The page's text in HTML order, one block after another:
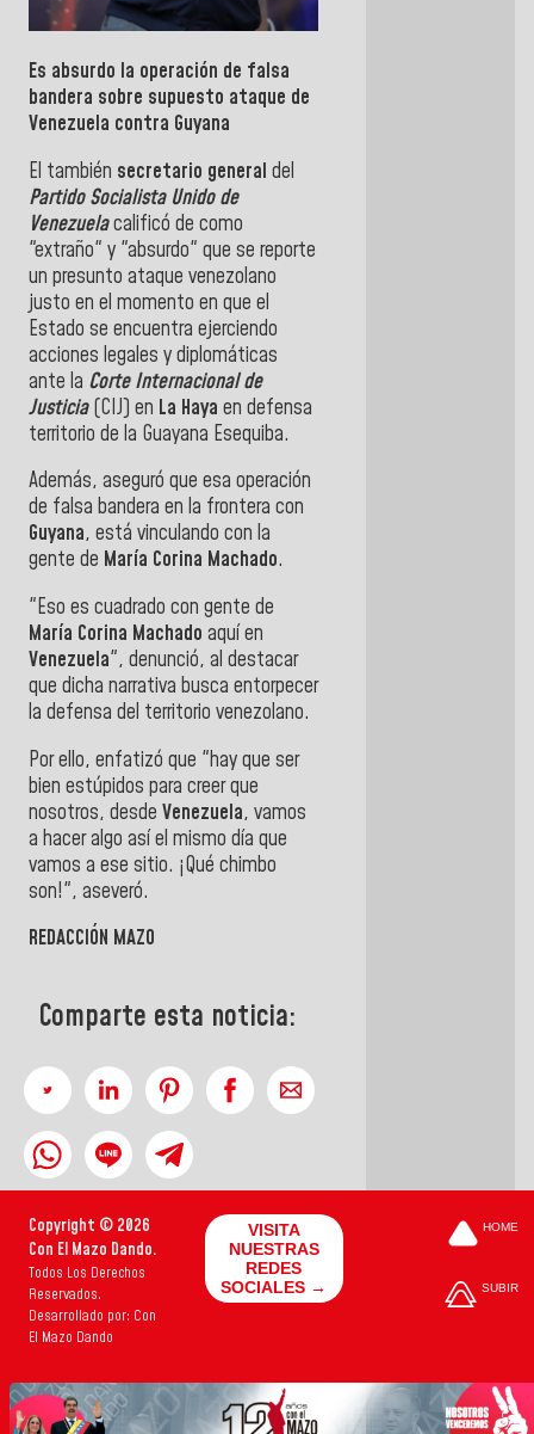
Es absurdo la operación de falsa
bandera sobre supuesto ataque de
Venezuela contra Guyana
El también secretario general del
Partido Socialista Unido de
Venezuelacalificó de como
"extraño" y "absurdo" que se reporte
un presunto ataque venezolano
justo en el momento en que el
Estado se encuentra ejerciendo
acciones legales y diplomáticas
ante la Corte Internacional de
Justicia(CIJ) en La Haya en defensa
territorio de la Guayana Esequiba.
Además, aseguró que esa operación
de falsa bandera en la frontera con
Guyana, está vinculando con la
gente de María Corina Machado.
"Eso es cuadrado con gente de
María Corina Machado aquí en
Venezuela", denunció, al destacar
que dicha narrativa busca entorpecer
la defensa del territorio venezolano.
Por ello, enfatizó que "hay que ser
bien estúpidos para creer que
nosotros, desde Venezuela, vamos
a hacer algo así el mismo día que
vamos a ese sitio. ¡Qué chimbo
son!", aseveró.
REDACCIÓN MAZO
Comparte esta noticia:
Copyright © 2026
Con El Mazo Dando.
Todos Los Derechos
Reservados.
Desarrollado por: Con
El Mazo Dando
VISITA
NUESTRAS
REDES
SOCIALES →
HOME
SUBIR